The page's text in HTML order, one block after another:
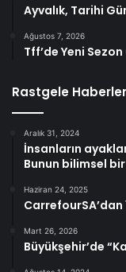
Ayvalık, Tarihi
Ağustos 7, 2026
Tff’de Yeni
Rastgele Haberler
Aralık 31, 2024
İnsanların
Bunun bilimsel
Haziran 24, 2025
CarrefourSA’dan
Mart 26, 2026
Büyükşehir’de